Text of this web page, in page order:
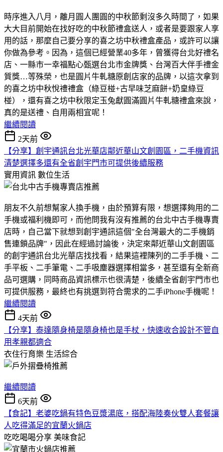
時序進入八月，離月圓人團圓的中秋節剩沒多久時間了，如果
大大目前開始在找好吃的中秋節禮盒送人，或者是要跟家人享
用的話，那麼自己要分享的喜之坊中秋禮盒產品，或許可以讓
你做為參考。因為，這個已經營業40多年，曾獲得台北好禮名
店、一縣市一幸福點心甄選台北市金牌獎、台灣百大伴手禮金
質獎…等殊榮，也是圓片牛軋糖原創店家的品牌，以這次拿到
的喜之坊中秋悅禮禮盒（綠豆椪+古早味芝麻餅+奶皇綠豆
椪），還有喜之坊中秋限定玉兔獻圓滿圓片牛軋糖禮盒來說，
真的是送禮、自用兩相宜呢！
繼續閱讀
2天前
【分享】創宇通訊台北光華店鄰近華山文創園區，二手機資訊
清楚選擇多還有全省創宇門市可提供後續服務
實用資訊 數位生活
朋友不久前想幫家人換手機，由於預算有限，想選擇夠用的二
手機或福利機即可，而他問我有沒有推薦的台北中古手機專賣
店時，自己當下就想到創宇通訊這個"全台灣最大的二手機銷
售連鎖品牌"，因此在經過討論後，決定來鄰近華山文創園區
的創宇通訊台北光華店找找看，結果這裡陳列的二手手機、二
手平板、二手筆電、二手吸塵器選擇相當多，甚至還有全新商
品可選購，同時商品資訊標示也很清楚，後續全省創宇門市也
可提供服務，最終也有挑選到符合需求的二手iPhone手機呢！
繼續閱讀
4天前
【分享】泰達隨身椅是隨身椅也是手杖，快速收合設計不管自
用孝親都適合
衣住行育樂 生活綜合
繼續閱讀
6天前
【食記】老婆吃鍋有特色豆漿湯底，搭配海陸奏伙雙人套餐讓
人吃得滿足的宜蘭火鍋店
吃吃喝喝分享 美味食記